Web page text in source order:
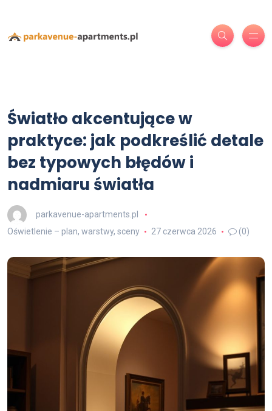
Światło akcentujące w
praktyce: jak podkreślić detale
bez typowych błędów i
nadmiaru światła
parkavenue-apartments.pl
Oświetlenie – plan, warstwy, sceny
27 czerwca 2026 (0)